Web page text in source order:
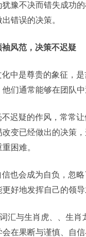
豫不决而错失成功
错误的决策。
风范，决策不迟疑
中是尊贵的象征，
们通常能够在团队
不迟疑的作风，常常
变已经做出的决策
困难。
也会成为自负，忽
好地发挥自己的领导
汇与生肖虎、、生
会在果断与谨慎、自